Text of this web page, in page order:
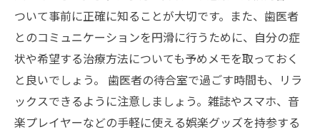
ついて事前に正確に知ることが大切です。また、歯医者
とのコミュニケーションを円滑に行うために、自分の症
状や希望する治療方法についても予めメモを取っておく
と良いでしょう。 歯医者の待合室で過ごす時間も、リラ
ックスできるように注意しましょう。雑誌やスマホ、音
楽プレイヤーなどの手軽に使える娯楽グッズを持参する